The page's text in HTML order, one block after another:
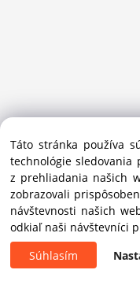
Táto stránka používa
technológie sledovania
z prehliadania našich
zobrazovali
návštevnosti našich
odkiaľ naši návštevníci
Súhlasím